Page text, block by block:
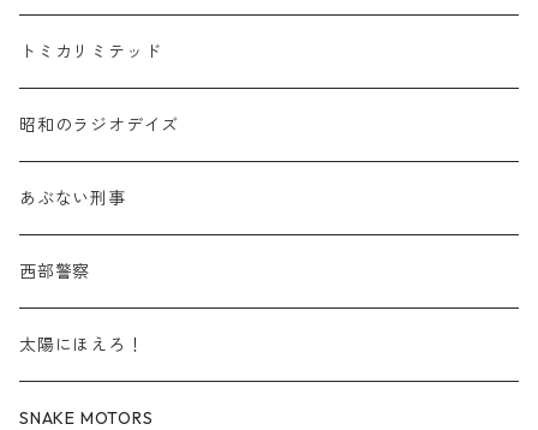
スズキ / SUZUKI
三菱 / MITSUBISHI
シボレー / Chevrolet
ビー・エム・ダブリュー / BMW
レクサス / LEXUS
アウディ / Audi
赤箱 - 絶版（廃盤）トミカ No.60-69
赤箱 - 絶版（廃盤）トミカ No.70-79
乗用車
商用車・公用車
TLV - No. LV-60-69
TLV - No. LV-70-79
商用車・公用車
TLVN - No. LV-00-219
TLVN - No. LV-00-09
TLVN - No. LV-10-19
TLVN - 車種別
乗用車
商用車・公用車
トミカリミテッド
昭和のラジオデイズ
あぶない刑事
西部警察
太陽にほえろ！
SNAKE MOTORS